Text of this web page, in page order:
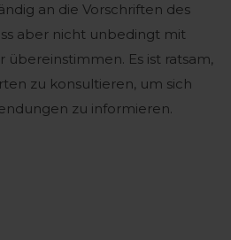
an die Vorschriften des
aber nicht unbedingt mit
Es ist ratsam,
zu konsultieren, um sich
zu informieren.